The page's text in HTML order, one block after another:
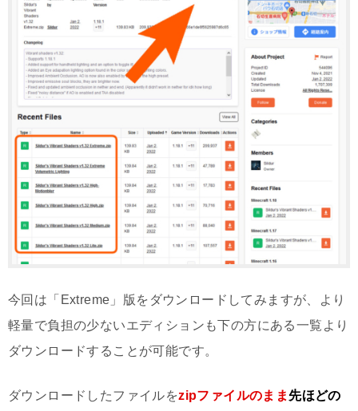
今回は「Extreme」版をダウンロードしてみますが、より
軽量で負担の少ないエディションも下の方にある一覧より
ダウンロードすることが可能です。
ダウンロードしたファイルをzipファイルのまま先ほどの